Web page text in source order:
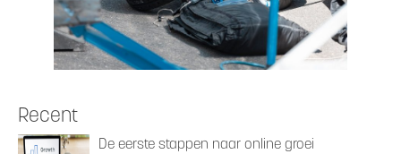
Recent
De eerste stappen naar online groei